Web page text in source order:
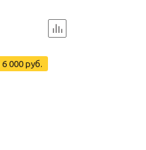
6 000 руб.